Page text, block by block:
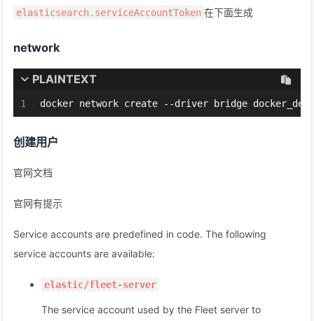
elasticsearch.serviceAccountToken 在下面生成
network
PLAINTEXT
1 docker network create --driver bridge
创建用户
官网文档
官网有提示
Service accounts are predefined in code. The following
service accounts are available:
elastic/fleet-server
The service account used by the Fleet server to